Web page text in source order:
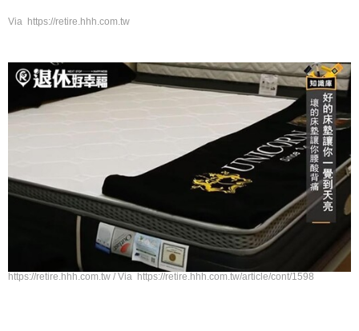
Via https://retire.hhh.com.tw
https://retire.hhh.com.tw / Via https://retire.hhh.com.tw/article/cont/1598